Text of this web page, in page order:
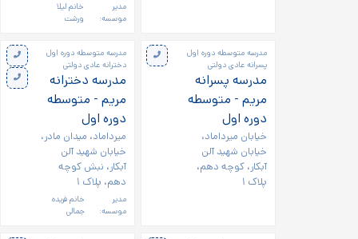
مدیر
موسسه:
خانم لیلا
ورشت
مدرسه متوسطه دوره اول
پسرانه عادی دولتی
مدرسه پسرانه
مریم - متوسطه
دوره اول
خیابان میرداماد،
خیابان شهید آلن
آبکار، کوچه دهم،
پلاک ۱
مدرسه متوسطه دوره اول
دخترانه عادی دولتی
مدرسه دخترانه
مریم - متوسطه
دوره اول
میرداماد، میدان مادر،
خیابان شهید آلن
آبکار، نبش کوچه
دهم، پلاک ۱
مدیر
موسسه:
خانم فریده
جمالی